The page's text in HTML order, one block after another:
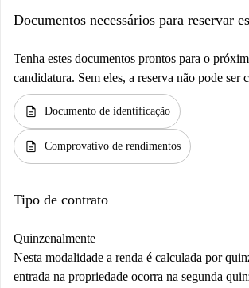
Documentos necessários para reservar
Tenha estes documentos prontos para o
candidatura. Sem eles, a reserva não pode ser
description Documento de identificação
description Comprovativo de rendimentos
Tipo de contrato
Quinzenalmente
Nesta modalidade a renda é calculada por
entrada na propriedade ocorra na segunda